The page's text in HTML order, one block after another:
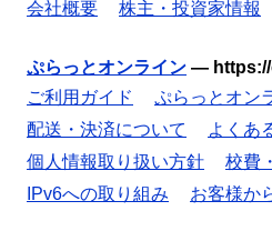
会社概要
株主・投資家情報
ぷらっとオンライン —
ご利用ガイド
ぷらっとオン
配送・決済について
よくあ
個人情報取り扱い方針
校費
IPv6への取り組み
お客様か